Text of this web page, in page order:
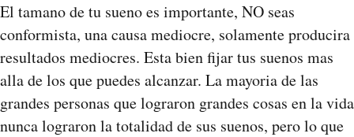
El tamano de tu sueno es importante, NO seas
conformista, una causa mediocre, solamente producira
resultados mediocres. Esta bien fijar tus suenos mas
alla de los que puedes alcanzar. La mayoria de las
grandes personas que lograron grandes cosas en la vida
nunca lograron la totalidad de sus suenos, pero lo que